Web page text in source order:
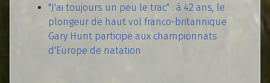
"J'ai toujours un peu le trac" : à 42 ans, le
plongeur de haut vol franco-britannique
Gary Hunt participe aux championnats
d'Europe de natation